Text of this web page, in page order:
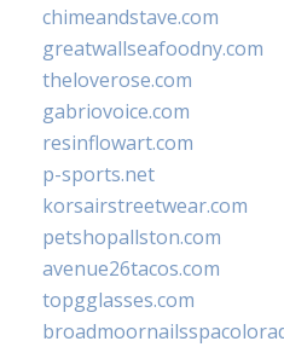
chimeandstave.com
greatwallseafoodny.com
theloverose.com
gabriovoice.com
resinflowart.com
p-sports.net
korsairstreetwear.com
petshopallston.com
avenue26tacos.com
topgglasses.com